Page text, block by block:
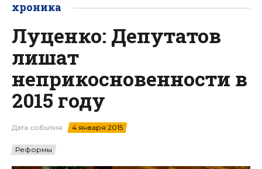
хроника
Луценко: Депутатов
лишат
неприкосновенности в
2015 году
Дата события: 4 января 2015
Реформы